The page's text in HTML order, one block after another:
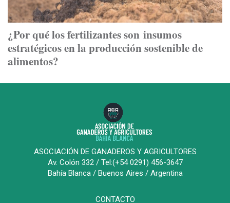
¿Por qué los fertilizantes son insumos
estratégicos en la producción sostenible de
alimentos?
ASOCIACIÓN DE GANADEROS Y AGRICULTORES
Av. Colón 332 / Tel:(+54 0291) 456-3647
Bahía Blanca / Buenos Aires / Argentina
CONTACTO